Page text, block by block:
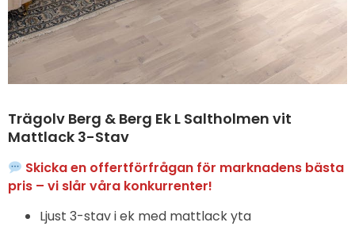
Trägolv Berg & Berg Ek L Saltholmen vit
Mattlack 3-Stav
Skicka en offertförfrågan för marknadens bästa
pris – vi slår våra konkurrenter!
Ljust 3-stav i ek med mattlack yta